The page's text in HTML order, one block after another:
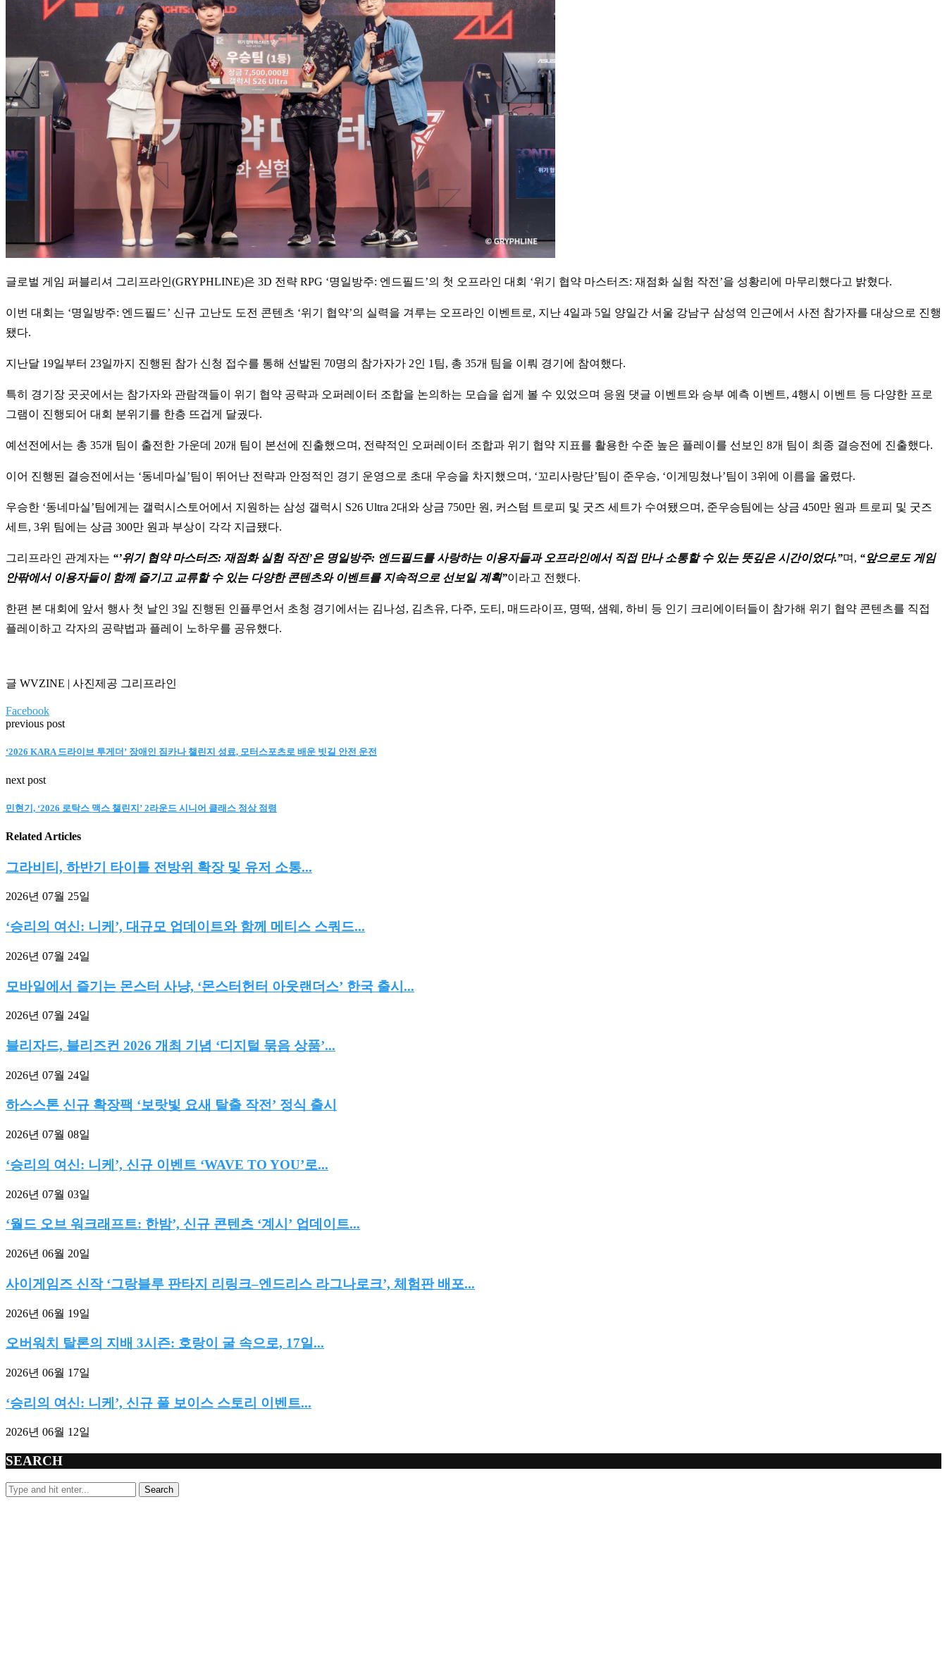
글로벌 게임 퍼블리셔 그리프라인(GRYPHLINE)은 3D 전략 RPG ‘명일방주: 엔드필드’의 첫 오프라인 대회 ‘위기 협약 마스터즈: 재점화 실험 작전’을 성황리에 마무리했다고 밝혔다.
이번 대회는 ‘명일방주: 엔드필드’ 신규 고난도 도전 콘텐츠 ‘위기 협약’의 실력을 겨루는 오프라인 이벤트로, 지난 4일과 5일 양일간 서울 강남구 삼성역 인근에서 사전 참가자를 대상으로 진행
됐다.
지난달 19일부터 23일까지 진행된 참가 신청 접수를 통해 선발된 70명의 참가자가 2인 1팀, 총 35개 팀을 이뤄 경기에 참여했다.
특히 경기장 곳곳에서는 참가자와 관람객들이 위기 협약 공략과 오퍼레이터 조합을 논의하는 모습을 쉽게 볼 수 있었으며 응원 댓글 이벤트와 승부 예측 이벤트, 4행시 이벤트 등 다양한 프로
그램이 진행되어 대회 분위기를 한층 뜨겁게 달궜다.
예선전에서는 총 35개 팀이 출전한 가운데 20개 팀이 본선에 진출했으며, 전략적인 오퍼레이터 조합과 위기 협약 지표를 활용한 수준 높은 플레이를 선보인 8개 팀이 최종 결승전에 진출했다.
이어 진행된 결승전에서는 ‘동네마실’팀이 뛰어난 전략과 안정적인 경기 운영으로 초대 우승을 차지했으며, ‘꼬리사랑단’팀이 준우승, ‘이게밍쳤나’팀이 3위에 이름을 올렸다.
우승한 ‘동네마실’팀에게는 갤럭시스토어에서 지원하는 삼성 갤럭시 S26 Ultra 2대와 상금 750만 원, 커스텀 트로피 및 굿즈 세트가 수여됐으며, 준우승팀에는 상금 450만 원과 트로피 및 굿즈
세트, 3위 팀에는 상금 300만 원과 부상이 각각 지급됐다.
그리프라인 관계자는 “’위기 협약 마스터즈: 재점화 실험 작전’은 명일방주: 엔드필드를 사랑하는 이용자들과 오프라인에서 직접 만나 소통할 수 있는 뜻깊은 시간이었다.”며, “앞으로도 게임
안팎에서 이용자들이 함께 즐기고 교류할 수 있는 다양한 콘텐츠와 이벤트를 지속적으로 선보일 계획”이라고 전했다.
한편 본 대회에 앞서 행사 첫 날인 3일 진행된 인플루언서 초청 경기에서는 김나성, 김츠유, 다주, 도티, 매드라이프, 명떡, 샘웨, 하비 등 인기 크리에이터들이 참가해 위기 협약 콘텐츠를 직접
플레이하고 각자의 공략법과 플레이 노하우를 공유했다.
글 WVZINE | 사진제공 그리프라인
Facebook
previous post
‘2026 KARA 드라이브 투게더’ 장애인 짐카나 챌린지 성료, 모터스포츠로 배운 빗길 안전 운전
next post
민현기, ‘2026 로탁스 맥스 챌린지’ 2라운드 시니어 클래스 정상 점령
Related Articles
그라비티, 하반기 타이틀 전방위 확장 및 유저 소통...
2026년 07월 25일
‘승리의 여신: 니케’, 대규모 업데이트와 함께 메티스 스쿼드...
2026년 07월 24일
모바일에서 즐기는 몬스터 사냥, ‘몬스터헌터 아웃랜더스’ 한국 출시...
2026년 07월 24일
블리자드, 블리즈컨 2026 개최 기념 ‘디지털 묶음 상품’...
2026년 07월 24일
하스스톤 신규 확장팩 ‘보랏빛 요새 탈출 작전’ 정식 출시
2026년 07월 08일
‘승리의 여신: 니케’, 신규 이벤트 ‘WAVE TO YOU’로...
2026년 07월 03일
‘월드 오브 워크래프트: 한밤’, 신규 콘텐츠 ‘계시’ 업데이트...
2026년 06월 20일
사이게임즈 신작 ‘그랑블루 판타지 리링크–엔드리스 라그나로크’, 체험판 배포...
2026년 06월 19일
오버워치 탈론의 지배 3시즌: 호랑이 굴 속으로, 17일...
2026년 06월 17일
‘승리의 여신: 니케’, 신규 풀 보이스 스토리 이벤트...
2026년 06월 12일
SEARCH
Search